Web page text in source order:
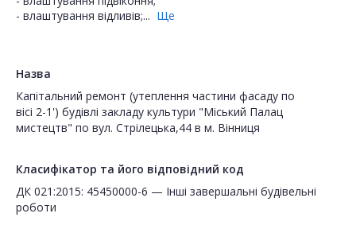
- влаштування відливів;... Ще
Назва
Капітальний ремонт (утеплення частини фасаду по
вісі 2-1') будівлі закладу культури "Міський Палац
мистецтв" по вул. Стрілецька,44 в м. Вінниця
Класифікатор та його відповідний код
ДК 021:2015: 45450000-6 — Інші завершальні будівельні
роботи